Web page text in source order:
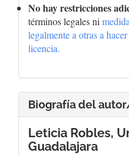
No hay restricciones
términos legales ni
legalmente a otras a
licencia.
Biografía del
Leticia Robles,
Guadalajara